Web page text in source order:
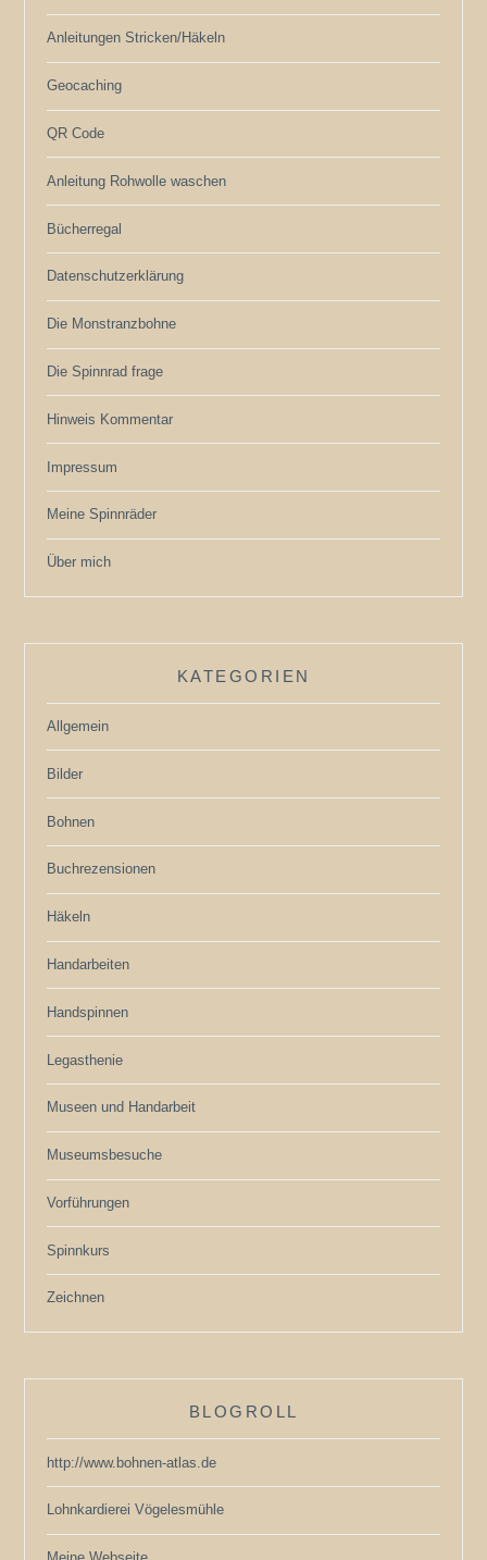
Anleitungen Stricken/Häkeln
Geocaching
QR Code
Anleitung Rohwolle waschen
Bücherregal
Datenschutzerklärung
Die Monstranzbohne
Die Spinnrad frage
Hinweis Kommentar
Impressum
Meine Spinnräder
Über mich
KATEGORIEN
Allgemein
Bilder
Bohnen
Buchrezensionen
Häkeln
Handarbeiten
Handspinnen
Legasthenie
Museen und Handarbeit
Museumsbesuche
Vorführungen
Spinnkurs
Zeichnen
BLOGROLL
http://www.bohnen-atlas.de
Lohnkardierei Vögelesmühle